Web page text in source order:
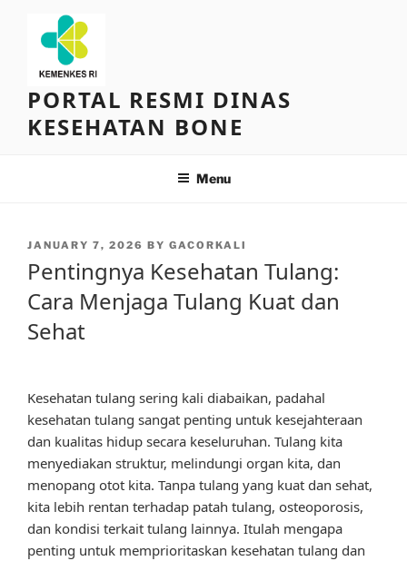
content
PORTAL RESMI DINAS
KESEHATAN BONE
Menu
POSTED
JANUARY 7, 2026 BY GACORKALI
Pentingnya Kesehatan Tulang:
Cara Menjaga Tulang Kuat dan
Sehat
Kesehatan tulang sering kali diabaikan, padahal
kesehatan tulang sangat penting untuk kesejahteraan
dan kualitas hidup secara keseluruhan. Tulang kita
menyediakan struktur, melindungi organ kita, dan
menopang otot kita. Tanpa tulang yang kuat dan sehat,
kita lebih rentan terhadap patah tulang, osteoporosis,
dan kondisi terkait tulang lainnya. Itulah mengapa
penting untuk memprioritaskan kesehatan tulang dan